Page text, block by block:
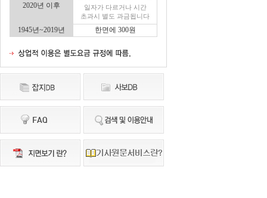
2020년 이후
일자가 다르거나 시간
초과시 별도 과금됩니다
1945년~2019년 한면에 300원